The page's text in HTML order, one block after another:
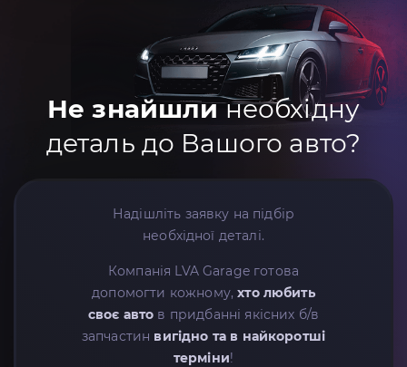
Не знайшлинеобхідну
деталь до Вашого авто?
Надішліть заявку на підбір
необхідної деталі.
Компанія LVA Garage готова
допомогти кожному,хто любить
своє авто в придбанні якісних б/в
запчастин вигідно та в найкоротші
терміни!